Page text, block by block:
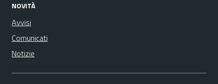
NOVITÀ
Avvisi
Comunicati
Notizie